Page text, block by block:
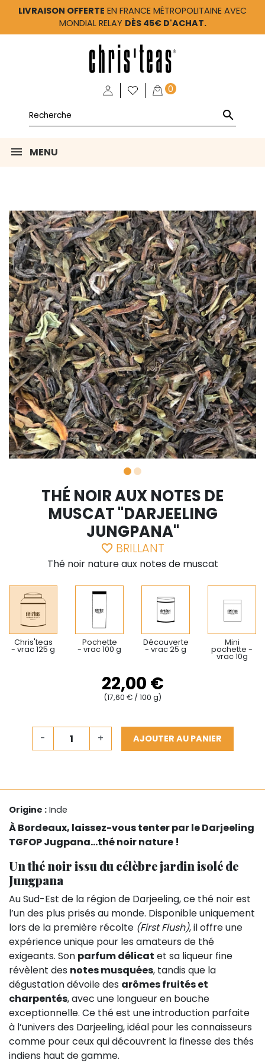
LIVRAISON OFFERTE EN FRANCE MÉTROPOLITAINE AVEC
MONDIAL RELAY DÈS 45€ D'ACHAT.
0

MENU
THÉ NOIR AUX NOTES DE
MUSCAT "DARJEELING
JUNGPANA"
favorite_border BRILLANT
Thé noir nature aux notes de muscat
Chris'teas
- vrac 125 g
Pochette
- vrac 100 g
Découverte
- vrac 25 g
Mini
pochette -
vrac 10g
22,00 €
(17,60 € / 100 g)
- + AJOUTER AU PANIER
Origine : Inde
À Bordeaux, laissez-vous tenter par le Darjeeling
TGFOP Jugpana...thé noir nature !
Un thé noir issu du célèbre jardin isolé de
Jungpana
Au Sud-Est de la région de Darjeeling, ce thé noir est
l’un des plus prisés au monde. Disponible uniquement
lors de la première récolte (First Flush), il offre une
expérience unique pour les amateurs de thé
exigeants. Son parfum délicat et sa liqueur fine
révèlent des notes musquées, tandis que la
dégustation dévoile des arômes fruités et
charpentés, avec une longueur en bouche
exceptionnelle. Ce thé est une introduction parfaite
à l’univers des Darjeeling, idéal pour les connaisseurs
comme pour ceux qui découvrent la finesse des thés
indiens haut de gamme.